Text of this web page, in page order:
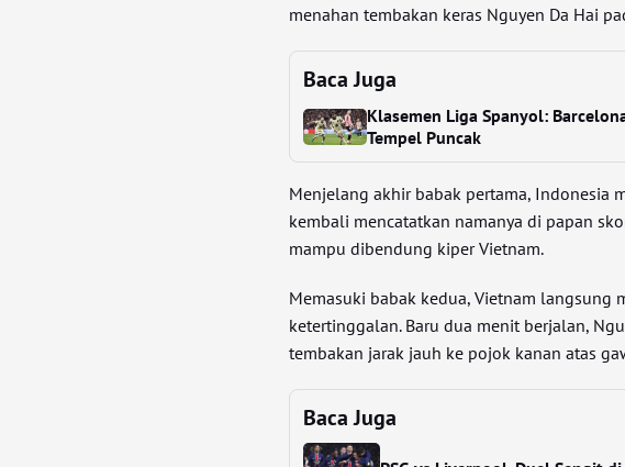
menahan tembakan keras Nguyen Da Hai
Baca Juga
Klasemen Liga Spanyol:
Tempel Puncak
Menjelang akhir babak pertama, Indonesia
kembali mencatatkan namanya di papan
mampu dibendung kiper Vietnam.
Memasuki babak kedua, Vietnam langsung
ketertinggalan. Baru dua menit berjalan,
tembakan jarak jauh ke pojok kanan atas
Baca Juga